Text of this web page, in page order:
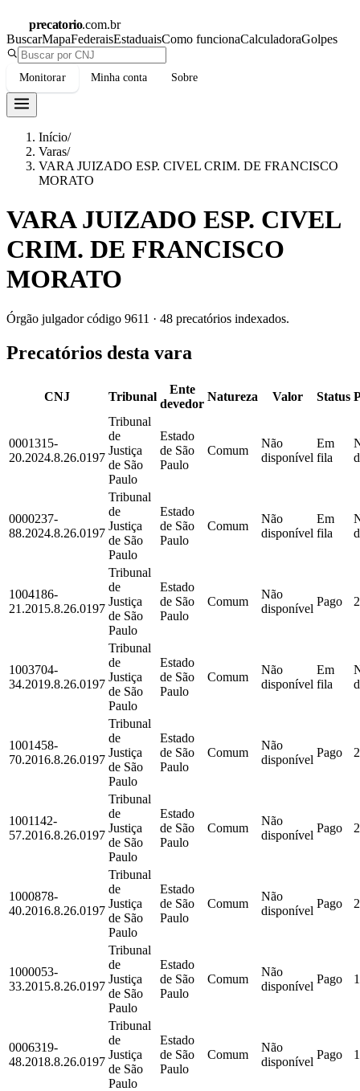
precatorio.com.br
BuscarMapaFederaisEstaduaisComo funcionaCalculadoraGolpes
Monitorar Minha conta Sobre
Início/
Varas/
VARA JUIZADO ESP. CIVEL CRIM. DE FRANCISCO
MORATO
VARA JUIZADO ESP. CIVEL
CRIM. DE FRANCISCO
MORATO
Órgão julgador código 9611 · 48 precatórios indexados.
Precatórios desta vara
CNJ Tribunal
Ente
devedor
Natureza Valor Status
0001315-
20.2024.8.26.0197
Tribunal
de
Justiça
de São
Paulo
Estado
de São
Paulo
Comum
Não
disponível
Em
fila
0000237-
88.2024.8.26.0197
Tribunal
de
Justiça
de São
Paulo
Estado
de São
Paulo
Comum
Não
disponível
Em
fila
1004186-
21.2015.8.26.0197
Tribunal
de
Justiça
de São
Paulo
Estado
de São
Paulo
Comum
Não
disponível
Pago
1003704-
34.2019.8.26.0197
Tribunal
de
Justiça
de São
Paulo
Estado
de São
Paulo
Comum
Não
disponível
Em
fila
1001458-
70.2016.8.26.0197
Tribunal
de
Justiça
de São
Paulo
Estado
de São
Paulo
Comum
Não
disponível
Pago
1001142-
57.2016.8.26.0197
Tribunal
de
Justiça
de São
Paulo
Estado
de São
Paulo
Comum
Não
disponível
Pago
1000878-
40.2016.8.26.0197
Tribunal
de
Justiça
de São
Paulo
Estado
de São
Paulo
Comum
Não
disponível
Pago
1000053-
33.2015.8.26.0197
Tribunal
de
Justiça
de São
Paulo
Estado
de São
Paulo
Comum
Não
disponível
Pago
0006319-
48.2018.8.26.0197
Tribunal
de
Justiça
de São
Paulo
Estado
de São
Paulo
Comum
Não
disponível
Pago